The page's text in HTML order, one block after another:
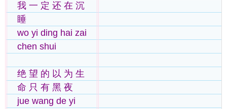
我 一 定 还 在 沉
睡
wo yi ding hai zai
chen shui
绝 望 的 以 为 生
命 只 有 黑 夜
jue wang de yi